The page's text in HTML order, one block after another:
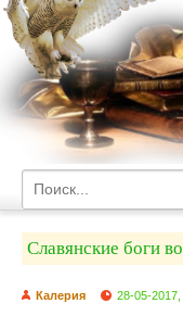
Славянские боги
Калерия 28-05-2017,